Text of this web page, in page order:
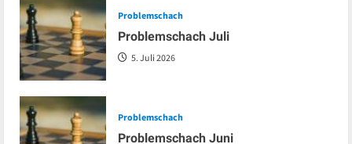
Problemschach
Problemschach Juli
5. Juli 2026
Problemschach
Problemschach Juni